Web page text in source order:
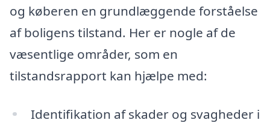
og køberen en grundlæggende forståelse
af boligens tilstand. Her er nogle af de
væsentlige områder, som en
tilstandsrapport kan hjælpe med:
Identifikation af skader og svagheder i